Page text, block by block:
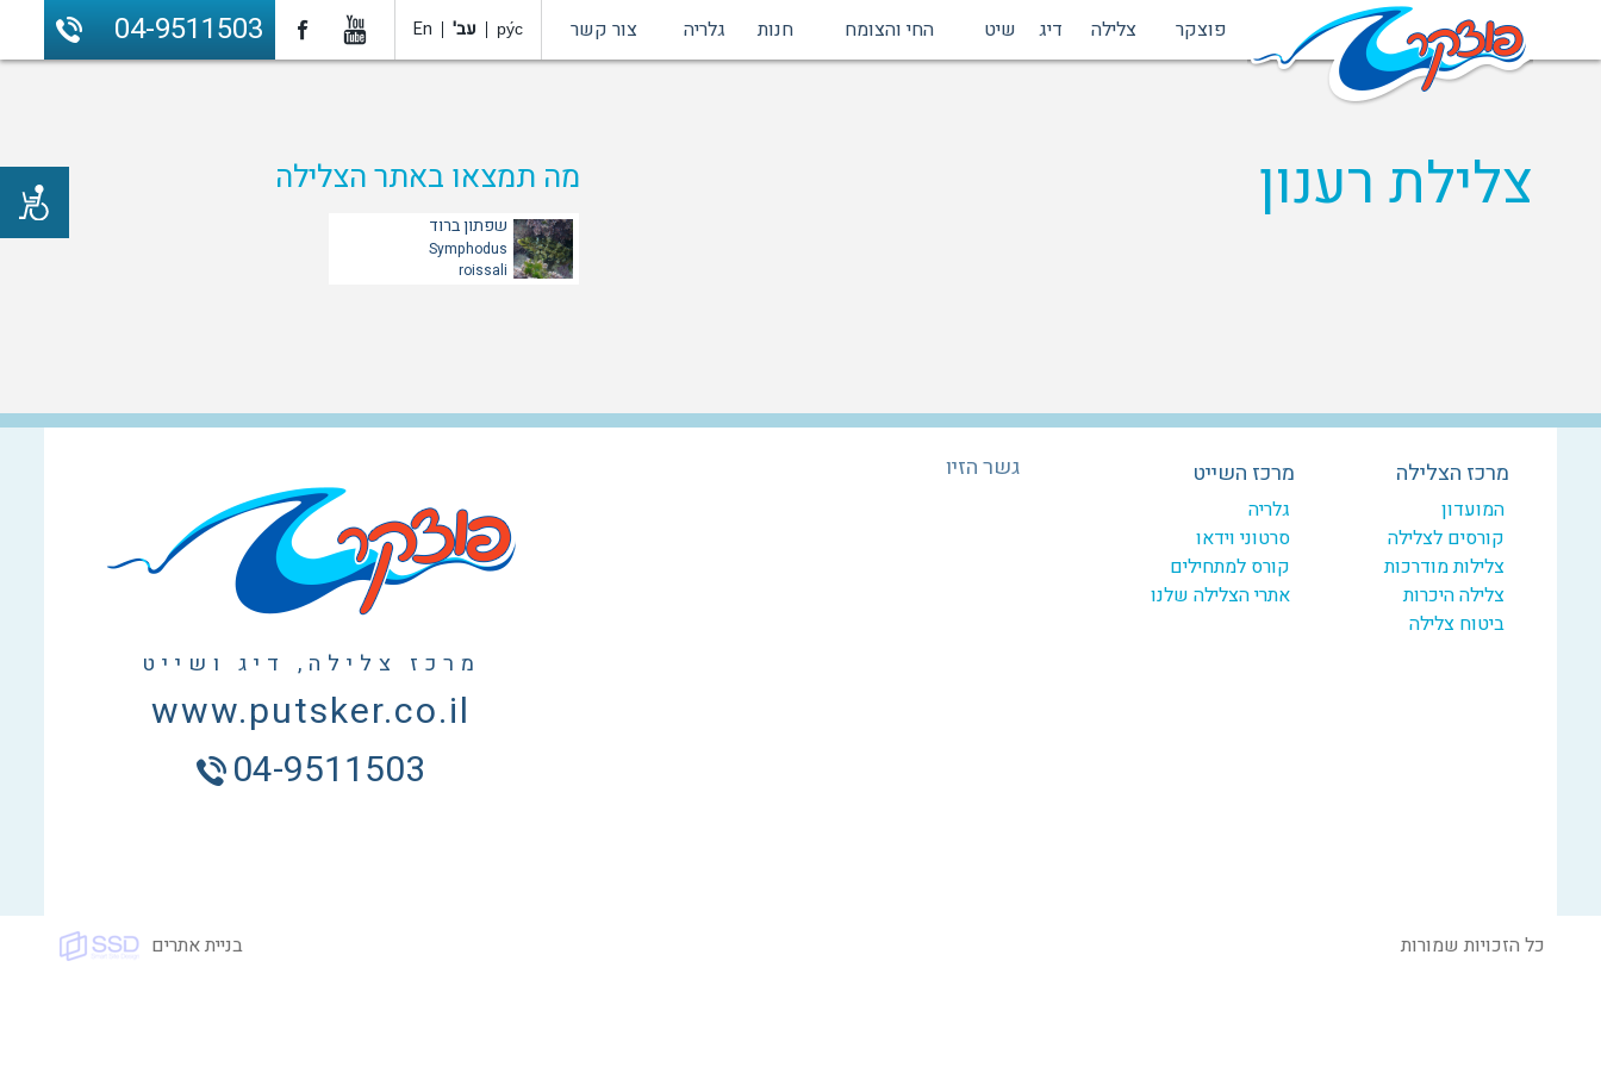
פוצקר צלילה דיג שיט החי והצומח חנות גלריה צור קשר ру́с עב' En
04-9511503
צלילת רענון מה תמצאו באתר הצלילה
שפתון ברוד
Symphodus
roissali
מרכז הצלילה
המועדון
קורסים לצלילה
צלילות מודרכות
צלילה היכרות
ביטוח צלילה
מרכז השייט
גלריה
סרטוני וידאו
קורס למתחילים
אתרי הצלילה שלנו
גשר הזיו
מרכז צלילה, דיג ושייט
www.putsker.co.il
04-9511503
כל הזכויות שמורות בניית אתרים